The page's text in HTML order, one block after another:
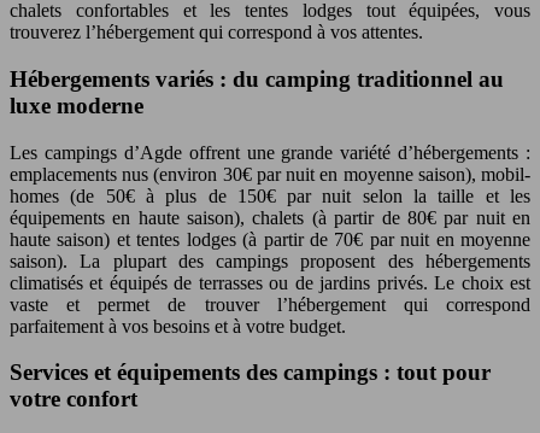
chalets confortables et les tentes lodges tout équipées, vous
trouverez l’hébergement qui correspond à vos attentes.
Hébergements variés : du camping traditionnel au
luxe moderne
Les campings d’Agde offrent une grande variété d’hébergements :
emplacements nus (environ 30€ par nuit en moyenne saison), mobil-
homes (de 50€ à plus de 150€ par nuit selon la taille et les
équipements en haute saison), chalets (à partir de 80€ par nuit en
haute saison) et tentes lodges (à partir de 70€ par nuit en moyenne
saison). La plupart des campings proposent des hébergements
climatisés et équipés de terrasses ou de jardins privés. Le choix est
vaste et permet de trouver l’hébergement qui correspond
parfaitement à vos besoins et à votre budget.
Services et équipements des campings : tout pour
votre confort